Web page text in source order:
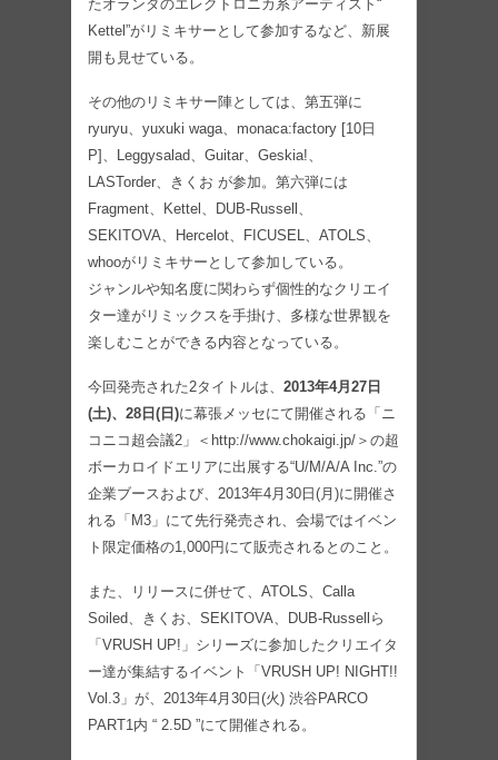
たオランダのエレクトロニカ系アーティスト“
Kettel”がリミキサーとして参加するなど、新展
開も見せている。
その他のリミキサー陣としては、第五弾に
ryuryu、yuxuki waga、monaca:factory [10日
P]、Leggysalad、Guitar、Geskia!、
LASTorder、きくお が参加。第六弾には
Fragment、Kettel、DUB-Russell、
SEKITOVA、Hercelot、FICUSEL、ATOLS、
whooがリミキサーとして参加している。
ジャンルや知名度に関わらず個性的なクリエイ
ター達がリミックスを手掛け、多様な世界観を
楽しむことができる内容となっている。
今回発売された2タイトルは、 2013年4月27日
(土)、28日(日)に幕張メッセにて開催される「ニ
コニコ超会議2」＜http://www.chokaigi.jp/＞の超
ボーカロイドエリアに出展する“U/M/A/A Inc.”の
企業ブースおよび、2013年4月30日(月)に開催さ
れる「M3」にて先行発売され、会場ではイベン
ト限定価格の1,000円にて販売されるとのこと。
また、リリースに併せて、ATOLS、Calla
Soiled、きくお、SEKITOVA、DUB-Russellら
「VRUSH UP!」シリーズに参加したクリエイタ
ー達が集結するイベント「VRUSH UP! NIGHT!!
Vol.3」が、2013年4月30日(火) 渋谷PARCO
PART1内 “ 2.5D ”にて開催される。